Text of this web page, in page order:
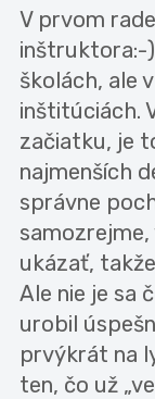
V prvom
inštruktora:-
školách, ale
inštitúciách.
začiatku, je
najmenších
správne
ukázať,
Ale nie je sa
urobil
prvýkrát na
ten, čo už